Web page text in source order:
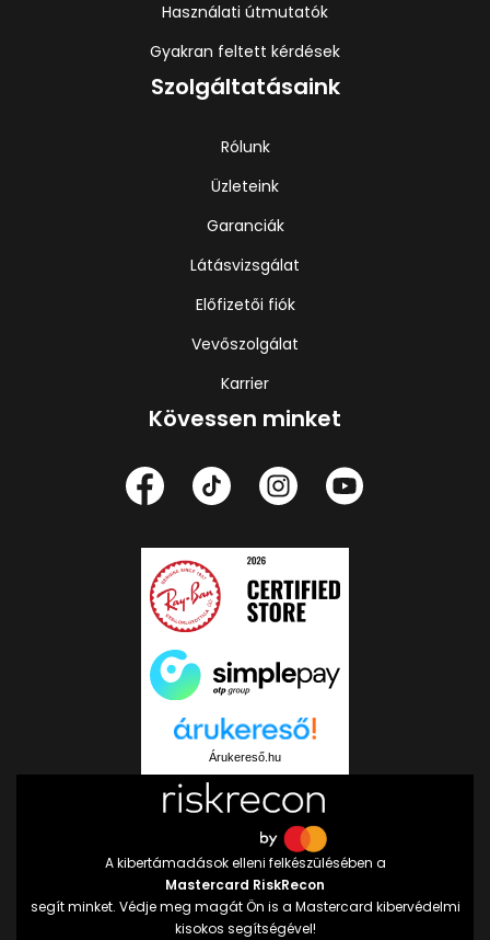
Használati útmutatók
Gyakran feltett kérdések
Szolgáltatásaink
Rólunk
Üzleteink
Garanciák
Látásvizsgálat
Előfizetői fiók
Vevőszolgálat
Karrier
Kövessen minket
Árukereső.hu
A kibertámadások elleni felkészülésében a
Mastercard RiskRecon
segít minket. Védje meg magát Ön is a Mastercard kibervédelmi
kisokos segítségével!